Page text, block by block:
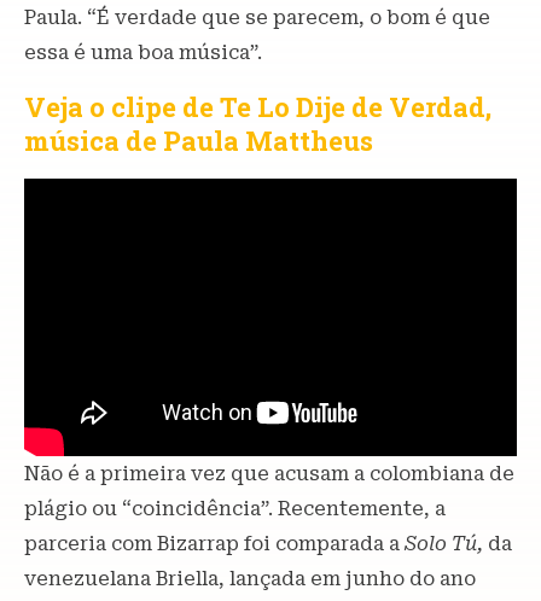
Paula. “É verdade que se parecem, o bom é que
essa é uma boa música”.
Veja o clipe de Te Lo Dije de Verdad,
música de Paula Mattheus
Não é a primeira vez que acusam a colombiana de
plágio ou “coincidência”. Recentemente, a
parceria com Bizarrap foi comparada a Solo Tú, da
venezuelana Briella, lançada em junho do ano